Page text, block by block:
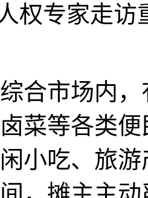
权专家走
市场内，
菜等各类
小吃、旅